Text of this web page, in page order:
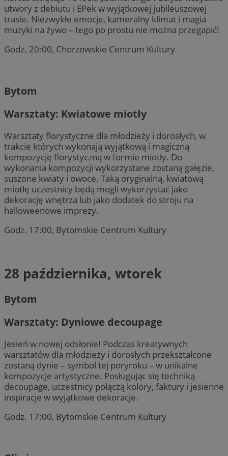
utwory z debiutu i EPek w wyjątkowej jubileuszowej
trasie. Niezwykłe emocje, kameralny klimat i magia
muzyki na żywo – tego po prostu nie można przegapić!
Godz. 20:00, Chorzowskie Centrum Kultury
Bytom
Warsztaty: Kwiatowe miotły
Warsztaty florystyczne dla młodzieży i dorosłych, w
trakcie których wykonają wyjątkową i magiczną
kompozycję florystyczną w formie miotły. Do
wykonania kompozycji wykorzystane zostaną gałęzie,
suszone kwiaty i owoce. Taką oryginalną, kwiatową
miotłę uczestnicy będą mogli wykorzystać jako
dekorację wnętrza lub jako dodatek do stroju na
halloweenowe imprezy.
Godz. 17:00, Bytomskie Centrum Kultury
28 października, wtorek
Bytom
Warsztaty: Dyniowe decoupage
Jesień w nowej odsłonie! Podczas kreatywnych
warsztatów dla młodzieży i dorosłych przekształcone
zostaną dynie – symbol tej poryroku – w unikalne
kompozycje artystyczne. Posługując się techniką
decoupage, uczestnicy połączą kolory, faktury i jesienne
inspiracje w wyjątkowe dekoracje.
Godz. 17:00, Bytomskie Centrum Kultury